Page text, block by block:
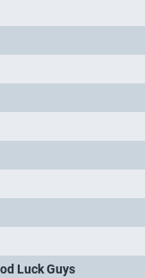
Luck Guys